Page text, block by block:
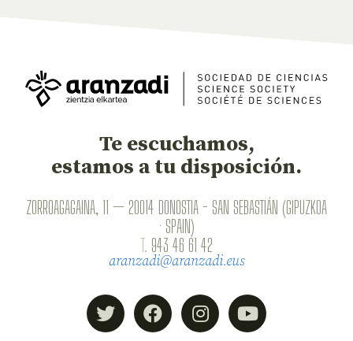
Te escuchamos,
estamos a tu disposición.
ZORROAGAGAINA, 11 — 20014 DONOSTIA - SAN SEBASTIÁN (GIPUZKOA
· SPAIN)
T. 943 46 61 42
aranzadi@aranzadi.eus